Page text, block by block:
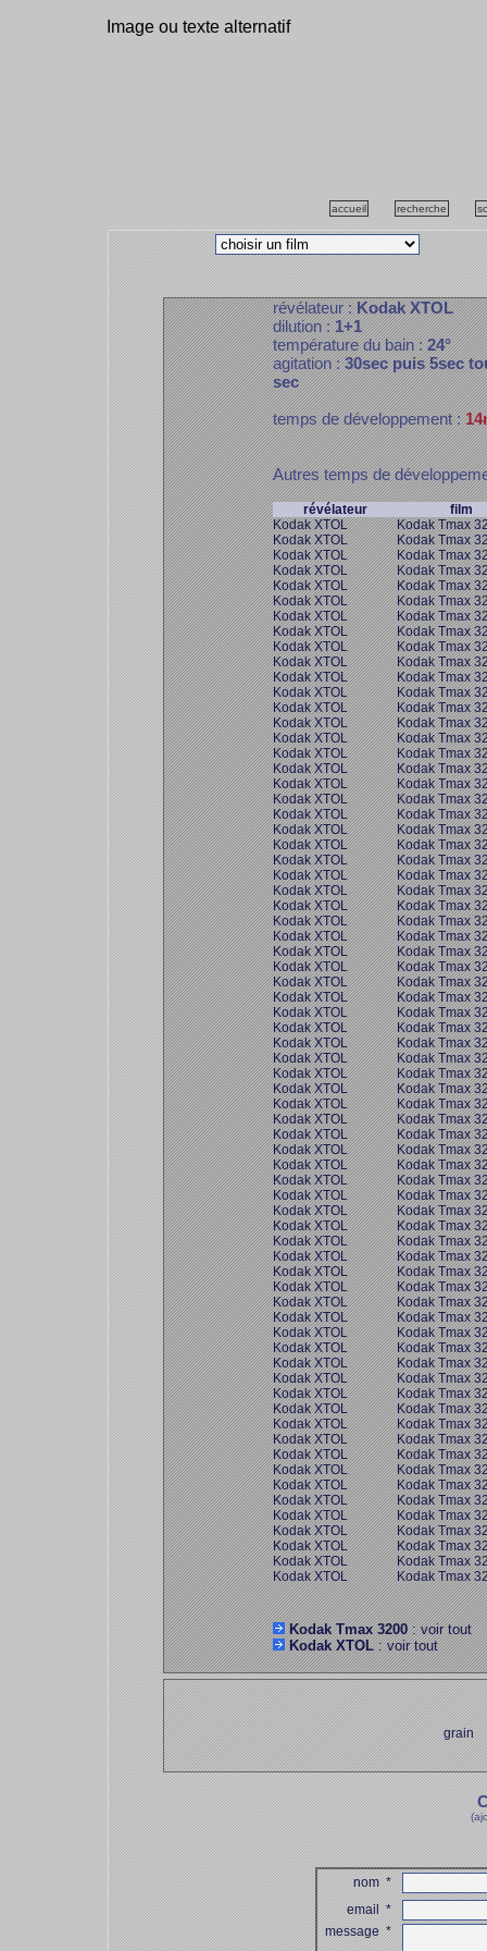
Image ou texte alternatif
accueil recherche
révélateur :Kodak XTOL
dilution :1+1
température du bain :24°
agitation :30sec puis 5sec
sec
temps de développement :
Autres temps de
révélateur
film
Kodak XTOL
Kodak Tmax
Kodak XTOL
Kodak Tmax
Kodak XTOL
Kodak Tmax
Kodak XTOL
Kodak Tmax
Kodak XTOL
Kodak Tmax
Kodak XTOL
Kodak Tmax
Kodak XTOL
Kodak Tmax
Kodak XTOL
Kodak Tmax
Kodak XTOL
Kodak Tmax
Kodak XTOL
Kodak Tmax
Kodak XTOL
Kodak Tmax
Kodak XTOL
Kodak Tmax
Kodak XTOL
Kodak Tmax
Kodak XTOL
Kodak Tmax
Kodak XTOL
Kodak Tmax
Kodak XTOL
Kodak Tmax
Kodak XTOL
Kodak Tmax
Kodak XTOL
Kodak Tmax
Kodak XTOL
Kodak Tmax
Kodak XTOL
Kodak Tmax
Kodak XTOL
Kodak Tmax
Kodak XTOL
Kodak Tmax
Kodak XTOL
Kodak Tmax
Kodak XTOL
Kodak Tmax
Kodak XTOL
Kodak Tmax
Kodak XTOL
Kodak Tmax
Kodak XTOL
Kodak Tmax
Kodak XTOL
Kodak Tmax
Kodak XTOL
Kodak Tmax
Kodak XTOL
Kodak Tmax
Kodak XTOL
Kodak Tmax
Kodak XTOL
Kodak Tmax
Kodak XTOL
Kodak Tmax
Kodak XTOL
Kodak Tmax
Kodak XTOL
Kodak Tmax
Kodak XTOL
Kodak Tmax
Kodak XTOL
Kodak Tmax
Kodak XTOL
Kodak Tmax
Kodak XTOL
Kodak Tmax
Kodak XTOL
Kodak Tmax
Kodak XTOL
Kodak Tmax
Kodak XTOL
Kodak Tmax
Kodak XTOL
Kodak Tmax
Kodak XTOL
Kodak Tmax
Kodak XTOL
Kodak Tmax
Kodak XTOL
Kodak Tmax
Kodak XTOL
Kodak Tmax
Kodak XTOL
Kodak Tmax
Kodak XTOL
Kodak Tmax
Kodak XTOL
Kodak Tmax
Kodak XTOL
Kodak Tmax
Kodak XTOL
Kodak Tmax
Kodak XTOL
Kodak Tmax
Kodak XTOL
Kodak Tmax
Kodak XTOL
Kodak Tmax
Kodak XTOL
Kodak Tmax
Kodak XTOL
Kodak Tmax
Kodak XTOL
Kodak Tmax
Kodak XTOL
Kodak Tmax
Kodak XTOL
Kodak Tmax
Kodak XTOL
Kodak Tmax
Kodak XTOL
Kodak Tmax
Kodak XTOL
Kodak Tmax
Kodak XTOL
Kodak Tmax
Kodak XTOL
Kodak Tmax
Kodak XTOL
Kodak Tmax
Kodak XTOL
Kodak Tmax
Kodak XTOL
Kodak Tmax
Kodak XTOL
Kodak Tmax
Kodak XTOL
Kodak Tmax
Kodak Tmax 3200: voir tout
Kodak XTOL: voir tout
grain
nom*
email*
message*